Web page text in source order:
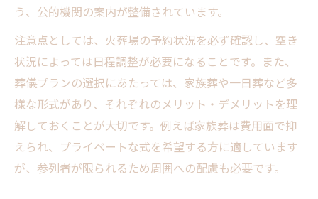
う、公的機関の案内が整備されています。
注意点としては、火葬場の予約状況を必ず確認し、空き
状況によっては日程調整が必要になることです。また、
葬儀プランの選択にあたっては、家族葬や一日葬など多
様な形式があり、それぞれのメリット・デメリットを理
解しておくことが大切です。例えば家族葬は費用面で抑
えられ、プライベートな式を希望する方に適しています
が、参列者が限られるため周囲への配慮も必要です。